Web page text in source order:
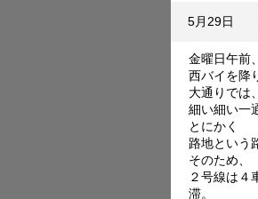
5月29日
金曜日午前
西バイを降
大通りでは
細い細い一
とにかく
路地という
そのため、
２号線は４
滞。